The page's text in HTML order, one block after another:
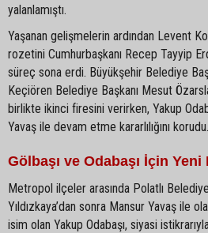
yalanlamıştı.
Yaşanan gelişmelerin ardından Levent
rozetini Cumhurbaşkanı Recep Tayyip
süreç sona erdi. Büyükşehir Belediye
Keçiören Belediye Başkanı Mesut
birlikte ikinci firesini verirken, Yakup
Yavaş ile devam etme kararlılığını korudu.
Gölbaşı ve Odabaşı İçin
Metropol ilçeler arasında Polatlı
Yıldızkaya’dan sonra Mansur Yavaş ile
isim olan Yakup Odabaşı, siyasi